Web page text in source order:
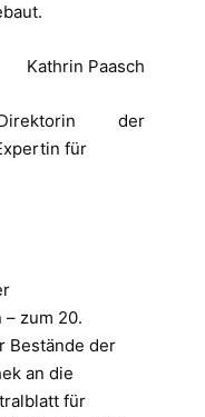
Kathrin Paasch
der
für
zum 20.
Bestände der
an die
für